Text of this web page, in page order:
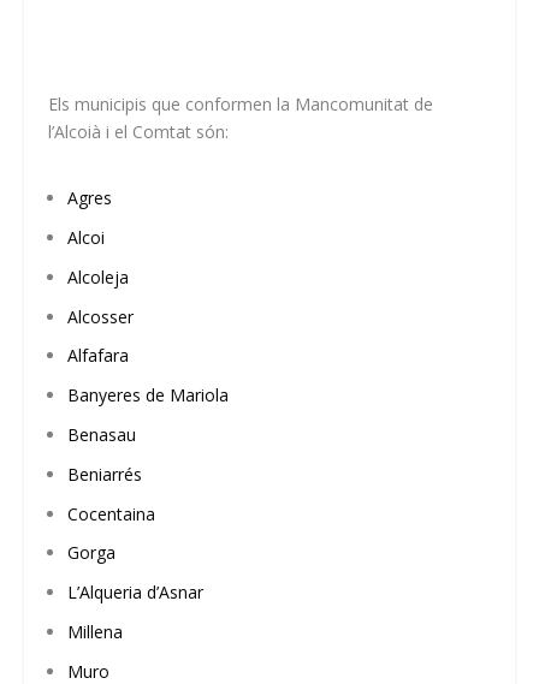
Els municipis que conformen la Mancomunitat de
l’Alcoià i el Comtat són:
Agres
Alcoi
Alcoleja
Alcosser
Alfafara
Banyeres de Mariola
Benasau
Beniarrés
Cocentaina
Gorga
L’Alqueria d’Asnar
Millena
Muro